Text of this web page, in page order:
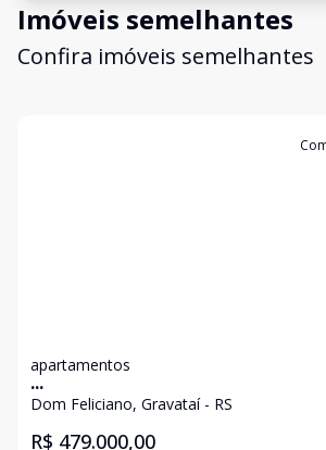
Imóveis semelhantes
Confira imóveis semelhantes
apartamentos
...
Dom Feliciano, Gravataí - RS
R$ 479.000,00